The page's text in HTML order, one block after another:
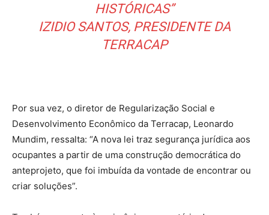
HISTÓRICAS”
IZIDIO SANTOS, PRESIDENTE DA
TERRACAP
Por sua vez, o diretor de Regularização Social e
Desenvolvimento Econômico da Terracap, Leonardo
Mundim, ressalta: “A nova lei traz segurança jurídica aos
ocupantes a partir de uma construção democrática do
anteprojeto, que foi imbuída da vontade de encontrar ou
criar soluções”.